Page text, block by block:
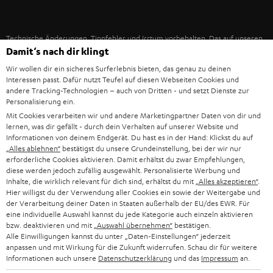
NACHHALTIGKEIT
UNSERE WERTE
BILDUNGSRABATT
BARRIEREFREIHEIT
USA
WEITERE LÄNDER
Technische Änderungen, Tippfehler und Irrtum vorbehalten. Das auf unseren
Fotos abgebildete Zubehör ist nicht im Lieferumfang enthalten. Etwaige
©2026 Lautsprecher Teufel GmbH - All rights reserved.
Impressum AGB Datenschutz Daten-Einstellungen
EU Data Act
Vertrag widerrufen
Damit‘s nach dir klingt
Wir wollen dir ein sicheres Surferlebnis bieten, das genau zu deinen
Interessen passt. Dafür nutzt Teufel auf diesen Webseiten Cookies und
andere Tracking-Technologien – auch von Dritten - und setzt Dienste zur
Personalisierung ein.
Mit Cookies verarbeiten wir und andere Marketingpartner Daten von dir und
lernen, was dir gefällt - durch dein Verhalten auf unserer Website und
Informationen von deinem Endgerät. Du hast es in der Hand: Klickst du auf
„Alles ablehnen“ bestätigst du unsere Grundeinstellung, bei der wir nur
erforderliche Cookies aktivieren. Damit erhältst du zwar Empfehlungen,
diese werden jedoch zufällig ausgewählt. Personalisierte Werbung und
Inhalte, die wirklich relevant für dich sind, erhältst du mit „Alles akzeptieren“.
Hier willigst du der Verwendung aller Cookies ein sowie der Weitergabe und
der Verarbeitung deiner Daten in Staaten außerhalb der EU/des EWR. Für
eine individuelle Auswahl kannst du jede Kategorie auch einzeln aktivieren
bzw. deaktivieren und mit „Auswahl übernehmen“ bestätigen.
Alle Einwilligungen kannst du unter „Daten-Einstellungen“ jederzeit
anpassen und mit Wirkung für die Zukunft widerrufen. Schau dir für weitere
Informationen auch unsere Datenschutzerklärung und das Impressum an.